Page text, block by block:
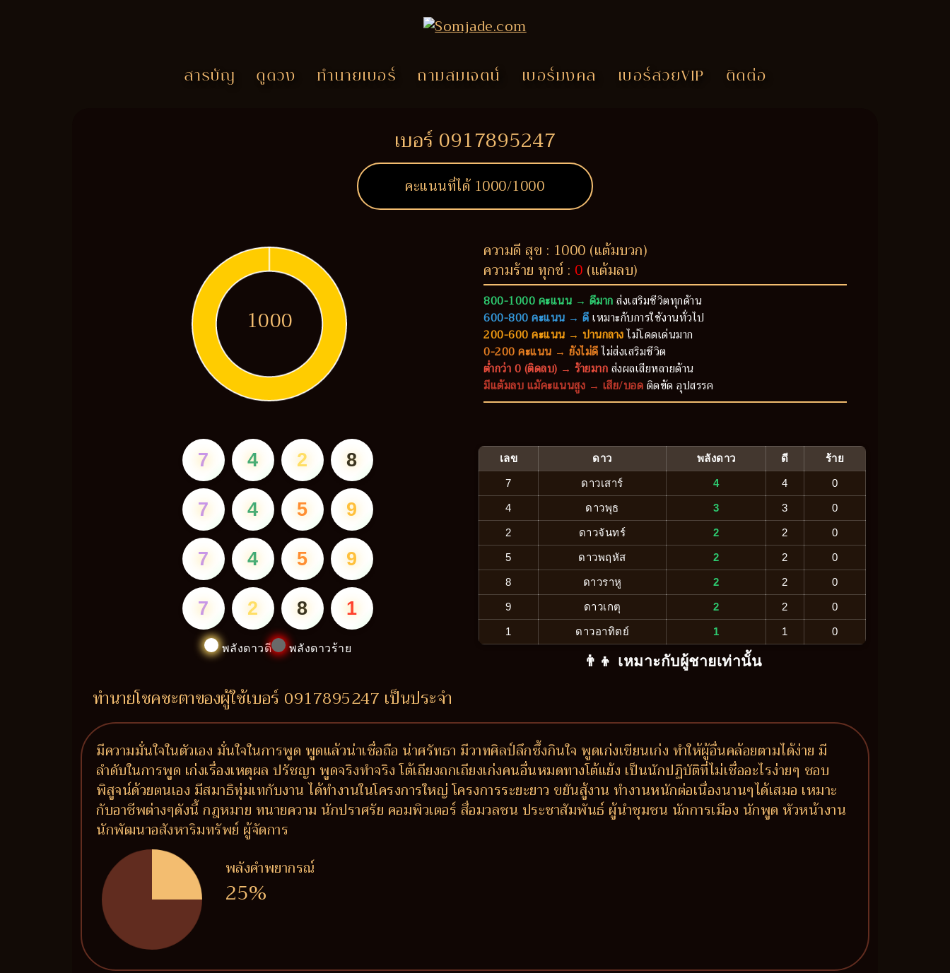
สารบัญ ดูดวง ทำนายเบอร์ ถามสมเจตน์ เบอร์มงคล เบอร์สวยVIP ติดต่อ
เบอร์ 0917895247
คะแนนที่ได้ 1000/1000
1000
ความดี สุข : 1000 (แต้มบวก)
ความร้าย ทุกข์ : 0 (แต้มลบ)
800-1000 คะแนน → ดีมากส่งเสริมชีวิตทุกด้าน
600-800 คะแนน → ดีเหมาะกับการใช้งานทั่วไป
200-600 คะแนน → ปานกลางไม่โดดเด่นมาก
0-200 คะแนน → ยังไม่ดีไม่ส่งเสริมชีวิต
ต่ำกว่า 0 (ติดลบ) → ร้ายมากส่งผลเสียหลายด้าน
มีแต้มลบ แม้คะแนนสูง → เสีย/บอดติดขัด อุปสรรค
7 4 2 8
7 4 5 9
7 4 5 9
7 2 8 1
พลังดาวดี พลังดาวร้าย
เลข ดาว พลังดาว ดี ร้าย
7 ดาวเสาร์ 4 4 0
4 ดาวพุธ 3 3 0
2 ดาวจันทร์ 2 2 0
5 ดาวพฤหัส 2 2 0
8 ดาวราหู 2 2 0
9 ดาวเกตุ 2 2 0
1 ดาวอาทิตย์ 1 1 0
👨‍👦 เหมาะกับผู้ชายเท่านั้น
ทำนายโชคชะตาของผู้ใช้เบอร์ 0917895247 เป็นประจำ
มีความมั่นใจในตัวเอง มั่นใจในการพูด พูดแล้วน่าเชื่อถือ น่าศรัทธา มีวาทศิลป์ลึกซึ้งกินใจ พูดเก่งเขียนเก่ง ทำให้ผู้อื่นคล้อยตามได้ง่าย มี
ลำดับในการพูด เก่งเรื่องเหตุผล ปรัชญา พูดจริงทำจริง โต้เถียงถกเถียงเก่งคนอื่นหมดทางโต้แย้ง เป็นนักปฏิบัติที่ไม่เชื่ออะไรง่ายๆ ชอบ
พิสูจน์ด้วยตนเอง มีสมาธิทุ่มเทกับงาน ได้ทำงานในโครงการใหญ่ โครงการระยะยาว ขยันสู้งาน ทำงานหนักต่อเนื่องนานๆได้เสมอ เหมาะ
กับอาชีพต่างๆดังนี้ กฎหมาย ทนายความ นักปราศรัย คอมพิวเตอร์ สื่อมวลชน ประชาสัมพันธ์ ผู้นำชุมชน นักการเมือง นักพูด หัวหน้างาน
นักพัฒนาอสังหาริมทรัพย์ ผู้จัดการ
พลังคำพยากรณ์
25%